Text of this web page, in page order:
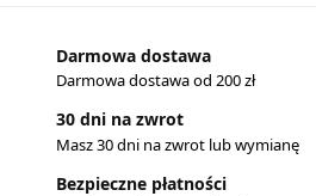
Darmowa dostawa
Darmowa dostawa od 200 zł
30 dni na zwrot
Masz 30 dni na zwrot lub wymianę
Bezpieczne płatności